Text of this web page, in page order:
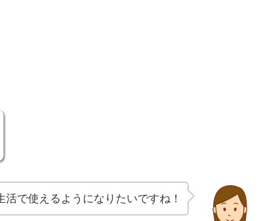
活で使えるようになりたいですね！